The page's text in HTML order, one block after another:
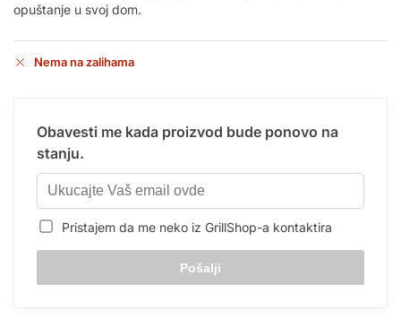
opuštanje u svoj dom.
Nema na zalihama
Obavesti me kada proizvod bude ponovo na
stanju.
Pristajem da me neko iz GrillShop-a kontaktira